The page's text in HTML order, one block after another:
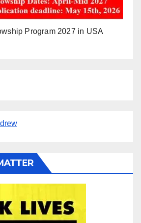
Program 2027 in USA